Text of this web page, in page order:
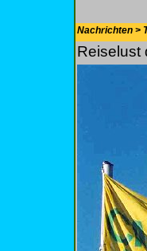
Nachrichten >
Reiselust